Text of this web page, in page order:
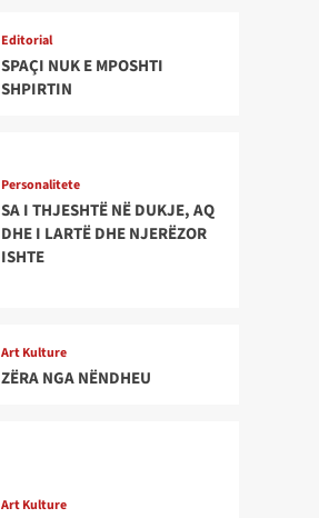
Editorial
SPAÇI NUK E MPOSHTI
SHPIRTIN
Personalitete
SA I THJESHTË NË DUKJE, AQ
DHE I LARTË DHE NJERËZOR
ISHTE
Art Kulture
ZËRA NGA NËNDHEU
Art Kulture